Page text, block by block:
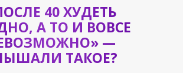
40 ХУДЕТЬ
А ТО И ВОВСЕ
—
ТАКОЕ?